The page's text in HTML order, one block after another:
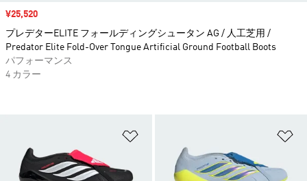
セール価格
¥25,520
プレデターELITE フォールディングシュータン AG / 人工芝用 /
Predator Elite Fold-Over Tongue Artificial Ground Football Boots
パフォーマンス
4 カラー